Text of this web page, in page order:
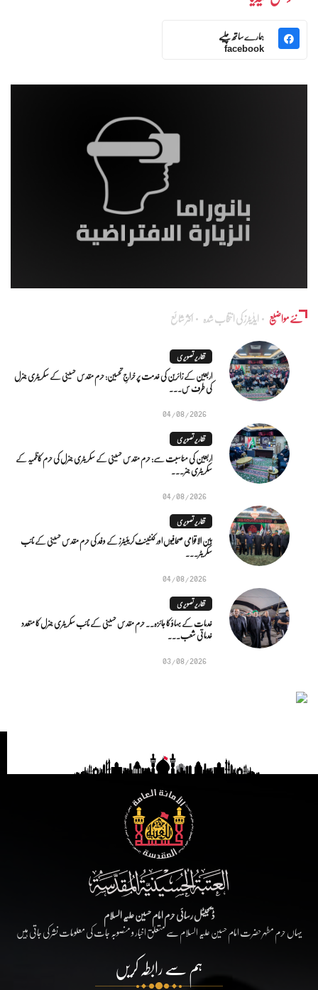
ہمارے ساتھ چلیے
facebook
نئے مواضیع ایڈٰیٹرز کی انتخاب شدہ اکثر شائع
تقاریر تصویری
اربعین کے زائرین کی خدمت پر خراجِ تحسین: حرم مقدس حسینی کے سکریٹری جنرل
کی طرف س...
04/08/2026
تقاریر تصویری
اربعین کی مناسبت سے: حرم مقدس حسینی کے سکریٹری جنرل کی حرم کاظمیہ کے
سکریٹری جنر...
04/08/2026
تقاریر تصویری
بین الاقوامی صحافیوں اور کنٹینٹ کریئیٹرز کے وفد کی حرم مقدس حسینی کے نائب
سکریٹر...
04/08/2026
تقاریر تصویری
خدمات کے بہاؤ کا جائزہ.. حرم مقدس حسینی کے نائب سکریٹری جنرل کا متعدد
خدماتی شعب...
03/08/2026
ڈیجیٹل رسائی حرم امام حسین علیہ السلام
یہاں حرم مطہر حضرت امام حسین علیہ السلام سے متعلق اخبار و منصوبہ جات کی معلومات نشر کی جاتی ہیں
ہم سے رابطہ کریں